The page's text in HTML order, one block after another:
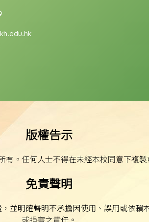
版權告示
有。任何人士不得在未經本校同意下複製
免責聲明
並明確聲明不承擔因使用、誤用或依
或損害之責任。